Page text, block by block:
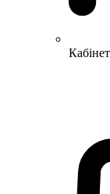
Кабінет